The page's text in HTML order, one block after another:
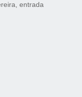
entrada